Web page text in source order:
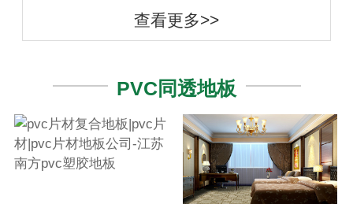
查看更多>>
PVC同透地板